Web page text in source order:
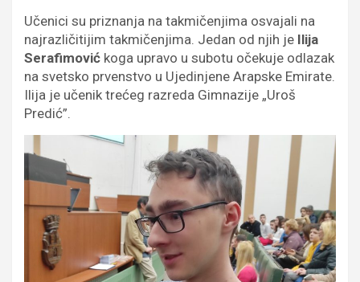
Učenici su priznanja na takmičenjima osvajali na
najrazličitijim takmičenjima. Jedan od njih je Ilija
Serafimović koga upravo u subotu očekuje odlazak
na svetsko prvenstvo u Ujedinjene Arapske Emirate.
Ilija je učenik trećeg razreda Gimnazije „Uroš
Predić”.